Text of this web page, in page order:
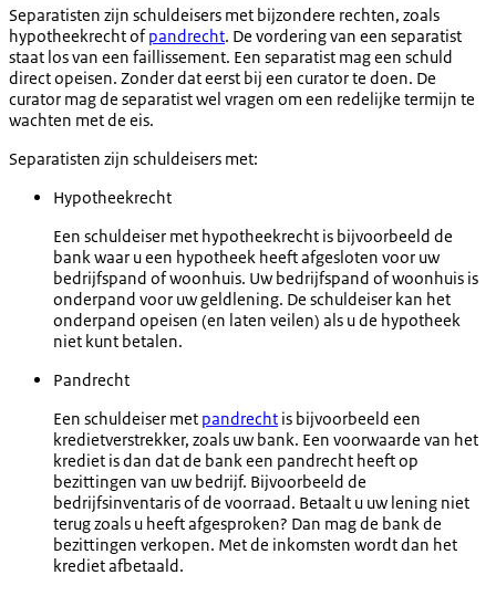
Separatisten zijn schuldeisers met bijzondere rechten, zoals
hypotheekrecht ofpandrecht. De vordering van een separatist
staat los van een faillissement. Een separatist mag een schuld
direct opeisen. Zonder dat eerst bij een curator te doen. De
curator mag de separatist wel vragen om een redelijke termijn te
wachten met de eis.
Separatisten zijn schuldeisers met:
Hypotheekrecht
Een schuldeiser met hypotheekrecht is bijvoorbeeld de
bank waar u een hypotheek heeft afgesloten voor uw
bedrijfspand of woonhuis. Uw bedrijfspand of woonhuis is
onderpand voor uw geldlening. De schuldeiser kan het
onderpand opeisen (en laten veilen) als u de hypotheek
niet kunt betalen.
Pandrecht
Een schuldeiser met pandrecht is bijvoorbeeld een
kredietverstrekker, zoals uw bank. Een voorwaarde van het
krediet is dan dat de bank een pandrecht heeft op
bezittingen van uw bedrijf. Bijvoorbeeld de
bedrijfsinventaris of de voorraad. Betaalt u uw lening niet
terug zoals u heeft afgesproken? Dan mag de bank de
bezittingen verkopen. Met de inkomsten wordt dan het
krediet afbetaald.